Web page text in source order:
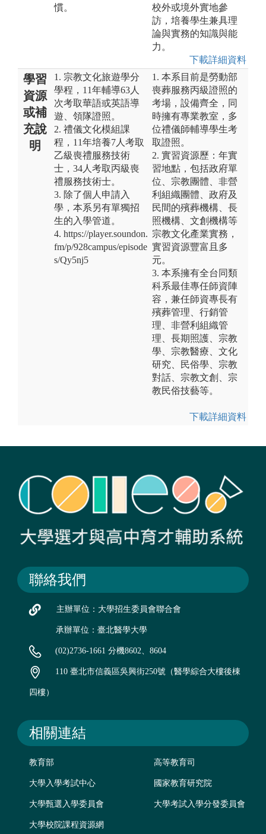
慣。
校外或境外實地參
訪，培養學生兼具理
論與實務的知識與能
力。
下載詳細資料
學習
資源
或補
充說
明
1. 宗教文化旅遊學分
學程，11年輔導63人
次考取華語或英語導
遊、領隊證照。
2. 禮儀文化模組課
程，11年培養7人考取
乙級喪禮服務技術
士，34人考取丙級喪
禮服務技術士。
3. 除了個人申請入
學，本系另有單獨招
生的入學管道。
4. https://player.soundon.
fm/p/928campus/episode
s/Qy5nj5
1. 本系目前是勞動部
喪葬服務丙級證照的
考場，設備齊全，同
時擁有專業教室，多
位禮儀師輔導學生考
取證照。
2. 實習資源歷：年實
習地點，包括政府單
位、宗教團體、非營
利組織團體、政府及
民間的殯葬機構、長
照機構、文創機構等
宗教文化產業實務，
實習資源豐富且多
元。
3. 本系擁有全台同類
科系最佳專任師資陣
容，兼任師資專長有
殯葬管理、行銷管
理、非營利組織管
理、長期照護、宗教
學、宗教醫療、文化
研究、民俗學、宗教
對話、宗教文創、宗
教民俗技藝等。
下載詳細資料
聯絡我們
主辦單位：大學招生委員會聯合會
承辦單位：臺北醫學大學
(02)2736-1661 分機8602、8604
110 臺北市信義區吳興街250號（醫學綜合大樓後棟
四樓）
相關連結
教育部 高等教育司
大學入學考試中心 國家教育研究院
大學甄選入學委員會 大學考試入學分發委員會
大學校院課程資源網